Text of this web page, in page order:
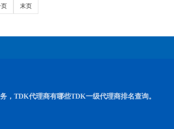
末页
，TDK代理商有哪些TDK一级代理商排名查询。